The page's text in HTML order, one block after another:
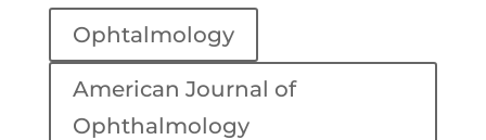
Ophtalmology
American Journal of
Ophthalmology